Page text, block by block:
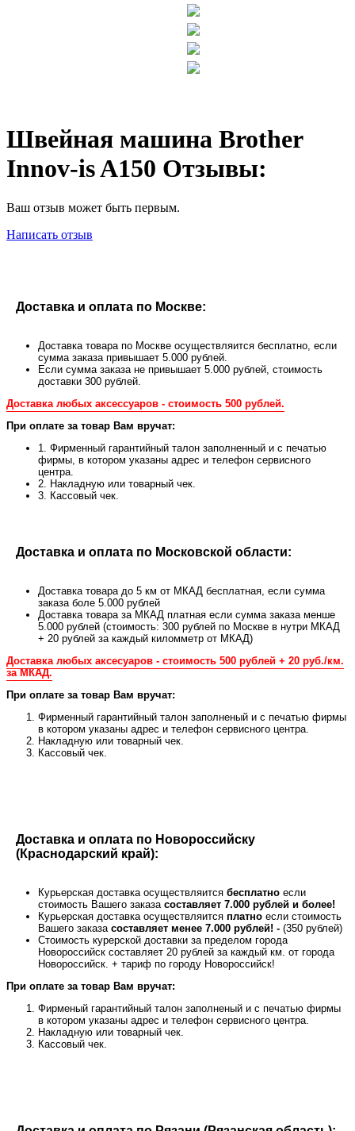
Швейная машина Brother
Innov-is A150 Отзывы:
Ваш отзыв может быть первым.
Написать отзыв
Доставка и оплата по Москве:
Доставка товара по Москве осуществляится бесплатно, если
сумма заказа привышает 5.000 рублей.
Если сумма заказа не привышает 5.000 рублей, стоимость
доставки 300 рублей.
Доставка любых аксессуаров - стоимость 500 рублей.
При оплате за товар Вам вручат:
1. Фирменный гарантийный талон заполненный и с печатью
фирмы, в котором указаны адрес и телефон сервисного
центра.
2. Накладную или товарный чек.
3. Кассовый чек.
Доставка и оплата по Московской области:
Доставка товара до 5 км от МКАД бесплатная, если сумма
заказа боле 5.000 рублей
Доставка товара за МКАД платная если сумма заказа менше
5.000 рублей (стоимость: 300 рублей по Москве в нутри МКАД
+ 20 рублей за каждый киломметр от МКАД)
Доставка любых аксесуаров - стоимость 500 рублей + 20 руб./км.
за МКАД.
При оплате за товар Вам вручат:
Фирменный гарантийный талон заполненый и с печатью фирмы
в котором указаны адрес и телефон сервисного центра.
Накладную или товарный чек.
Кассовый чек.
Доставка и оплата по Новороссийску
(Краснодарский край):
Курьерская доставка осуществляится бесплатно если
стоимость Вашего заказа составляет 7.000 рублей и более!
Курьерская доставка осуществляится платно если стоимость
Вашего заказа составляет менее 7.000 рублей! - (350 рублей)
Стоимость курерской доставки за пределом города
Новороссийск составляет 20 рублей за каждый км. от города
Новороссийск. + тариф по городу Новороссийск!
При оплате за товар Вам вручат:
Фирменый гарантийный талон заполненый и с печатью фирмы
в котором указаны адрес и телефон сервисного центра.
Накладную или товарный чек.
Кассовый чек.